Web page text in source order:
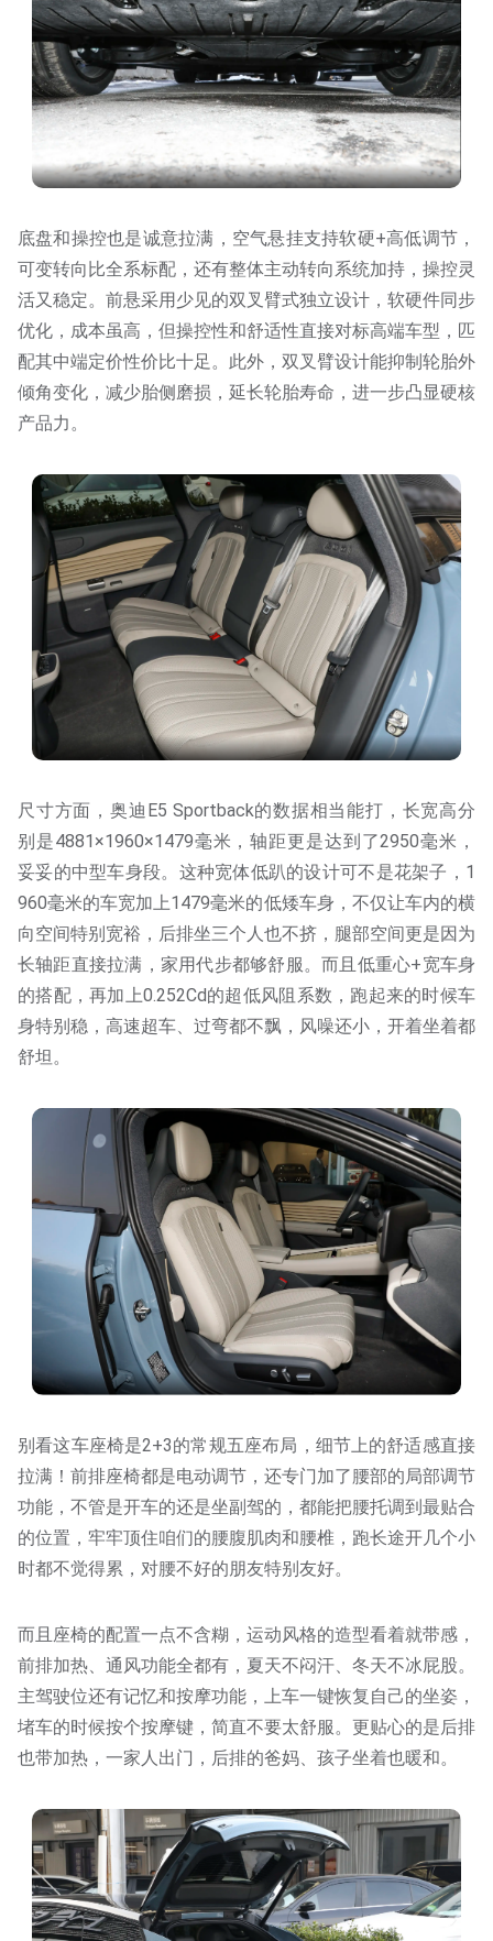
底盘和操控也是诚意拉满，空气悬挂支持软硬+高低调节，
可变转向比全系标配，还有整体主动转向系统加持，操控灵
活又稳定。前悬采用少见的双叉臂式独立设计，软硬件同步
优化，成本虽高，但操控性和舒适性直接对标高端车型，匹
配其中端定价性价比十足。此外，双叉臂设计能抑制轮胎外
倾角变化，减少胎侧磨损，延长轮胎寿命，进一步凸显硬核
产品力。
尺寸方面，奥迪E5 Sportback的数据相当能打，长宽高分
别是4881×1960×1479毫米，轴距更是达到了2950毫米，
妥妥的中型车身段。这种宽体低趴的设计可不是花架子，1
960毫米的车宽加上1479毫米的低矮车身，不仅让车内的横
向空间特别宽裕，后排坐三个人也不挤，腿部空间更是因为
长轴距直接拉满，家用代步都够舒服。而且低重心+宽车身
的搭配，再加上0.252Cd的超低风阻系数，跑起来的时候车
身特别稳，高速超车、过弯都不飘，风噪还小，开着坐着都
舒坦。
别看这车座椅是2+3的常规五座布局，细节上的舒适感直接
拉满！前排座椅都是电动调节，还专门加了腰部的局部调节
功能，不管是开车的还是坐副驾的，都能把腰托调到最贴合
的位置，牢牢顶住咱们的腰腹肌肉和腰椎，跑长途开几个小
时都不觉得累，对腰不好的朋友特别友好。
而且座椅的配置一点不含糊，运动风格的造型看着就带感，
前排加热、通风功能全都有，夏天不闷汗、冬天不冰屁股。
主驾驶位还有记忆和按摩功能，上车一键恢复自己的坐姿，
堵车的时候按个按摩键，简直不要太舒服。更贴心的是后排
也带加热，一家人出门，后排的爸妈、孩子坐着也暖和。